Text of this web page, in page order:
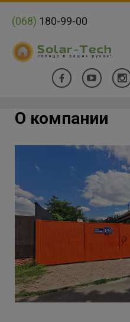
(068) 180-99-00
О компании